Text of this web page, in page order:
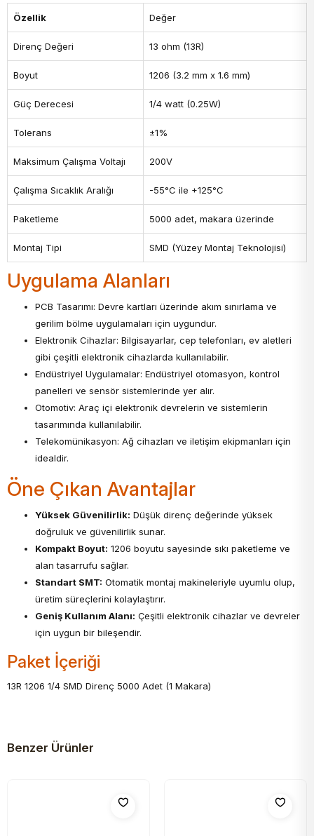
Özellik Değer
Direnç Değeri 13 ohm (13R)
Boyut 1206 (3.2 mm x 1.6 mm)
Güç Derecesi 1/4 watt (0.25W)
Tolerans ±1%
Maksimum Çalışma Voltajı 200V
Çalışma Sıcaklık Aralığı -55°C ile +125°C
Paketleme 5000 adet, makara üzerinde
Montaj Tipi SMD (Yüzey Montaj Teknolojisi)
Uygulama Alanları
PCB Tasarımı: Devre kartları üzerinde akım sınırlama ve
gerilim bölme uygulamaları için uygundur.
Elektronik Cihazlar: Bilgisayarlar, cep telefonları, ev aletleri
gibi çeşitli elektronik cihazlarda kullanılabilir.
Endüstriyel Uygulamalar: Endüstriyel otomasyon, kontrol
panelleri ve sensör sistemlerinde yer alır.
Otomotiv: Araç içi elektronik devrelerin ve sistemlerin
tasarımında kullanılabilir.
Telekomünikasyon: Ağ cihazları ve iletişim ekipmanları için
idealdir.
Öne Çıkan Avantajlar
Yüksek Güvenilirlik: Düşük direnç değerinde yüksek
doğruluk ve güvenilirlik sunar.
Kompakt Boyut: 1206 boyutu sayesinde sıkı paketleme ve
alan tasarrufu sağlar.
Standart SMT: Otomatik montaj makineleriyle uyumlu olup,
üretim süreçlerini kolaylaştırır.
Geniş Kullanım Alanı: Çeşitli elektronik cihazlar ve devreler
için uygun bir bileşendir.
Paket İçeriği
13R 1206 1/4 SMD Direnç 5000 Adet (1 Makara)
Benzer Ürünler